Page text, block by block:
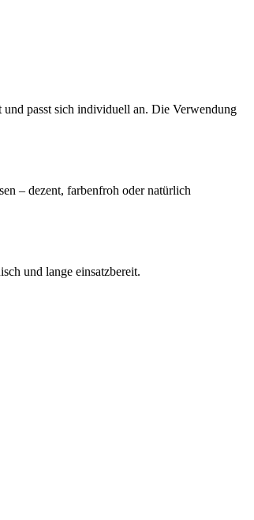
passt sich individuell an. Die Verwendung
– dezent, farbenfroh oder natürlich
und lange einsatzbereit.